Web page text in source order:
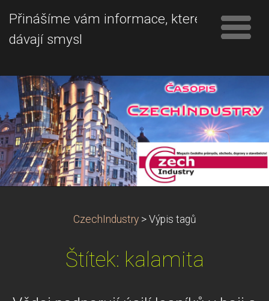
Přinášíme vám informace, které
dávají smysl
CzechIndustry > Výpis tagů
Štítek: kalamita